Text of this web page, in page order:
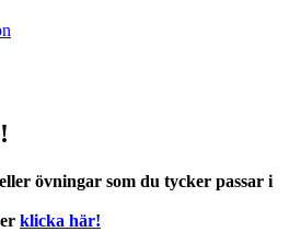
övningar som du tycker passar i
klicka här!